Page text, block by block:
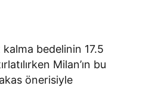
kalma bedelinin 17.5
Milan’ın bu
önerisiyle